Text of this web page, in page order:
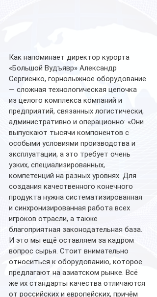
Как напоминает директор курорта
«Большой Вудъявр» Александр
Сергиенко, горнолыжное оборудование
— сложная технологическая цепочка
из целого комплекса компаний и
предприятий, связанных логистически,
административно и операционно: «Они
выпускают тысячи компонентов с
особыми условиями производства и
эксплуатации, а это требует очень
узких, специализированных,
компетенций на разных уровнях. Для
создания качественного конечного
продукта нужна систематизированная
и синхронизированная работа всех
игроков отрасли, а также
благоприятная законодательная база.
И это мы ещё оставляем за кадром
вопрос сырья. Стоит внимательно
относиться к оборудованию, которое
предлагают на азиатском рынке. Всё
же их стандарты качества отличаются
от российских и европейских, причём